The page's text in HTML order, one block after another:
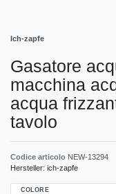
Ich-zapfe
Gasatore
macchina
acqua
tavolo
Codice articolo NEW-13294
Hersteller: ich-zapfe
COLORE